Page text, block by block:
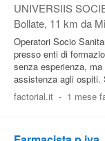
UNIVERSIIS
Bollate, 11 km da
Operatori Socio
presso enti di
senza esperienza,
assistenza agli ospiti.
factorial.it - 1 mese